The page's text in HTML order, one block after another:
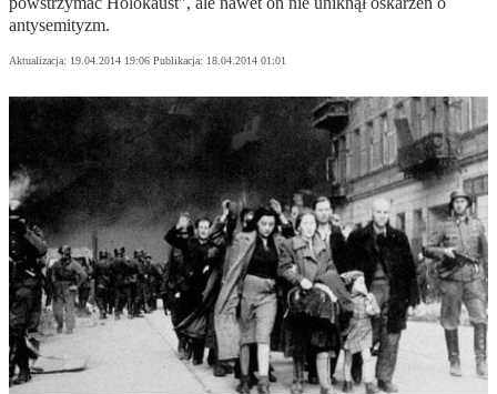
antysemityzm.
Aktualizacja: 19.04.2014 19:06 Publikacja: 18.04.2014 01:01